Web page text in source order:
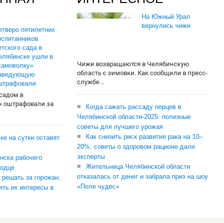
пятилетних
сада в
ушли в
в
оштрафовали за
на сутки оставят
рабочего
за горожан,
их интересы в
На Южный Урал
вернулись чижи
Чижи возвращаются в Челябинскую
область с зимовки. Как сообщили в пресс-
службе...
Когда сажать рассаду перцев в
Челябинской области-2025: полезные
советы для лучшего урожая
Как снизить риск развития рака на 10–
20%: советы о здоровом рационе дали
эксперты
Жительница Челябинской области
отказалась от денег и забрала приз на шоу
«Поле чудес»